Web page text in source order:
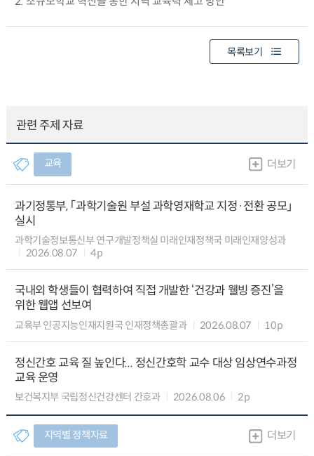
목록보기
관련 주제 자료
교육 더보기
과기정통부, 「과학기술원 부설 과학영재학교 지정·전환 공모」
실시
과학기술정보통신부 연구개발정책실 미래인재정책국 미래인재양성과
2026.08.07
4p
국내외 학생들이 협력하여 직접 개발한 ‘건강과 웰빙 증진’을
위한 웹앱 선보여
교육부 인공지능인재지원국 인재정책총괄과 2026.08.07 10p
정신간호 교육 질 높인다... 정신간호학 교수 대상 임상연수과정
교육 운영
보건복지부 국립정신건강센터 간호과 2026.08.06 2p
지역별 정책자료 더보기